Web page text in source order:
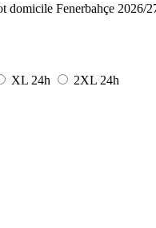
Fenerbahçe 2026/
XL 24h 2XL 24h